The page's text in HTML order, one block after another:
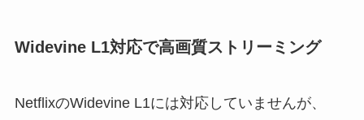
Widevine L1対応で高画質ストリーミング
NetflixのWidevine L1には対応していませんが、